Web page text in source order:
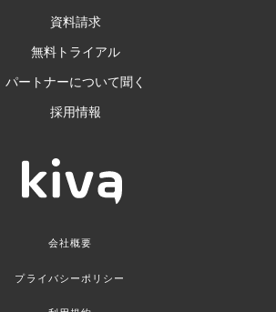
資料請求
無料トライアル
パートナーについて聞く
採用情報
会社概要
プライバシーポリシー